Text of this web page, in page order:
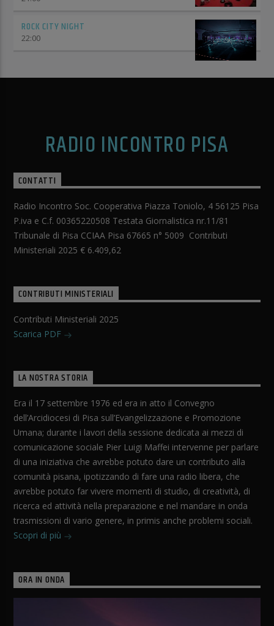
ROCK CITY NIGHT
22:00
RADIO INCONTRO PISA
CONTATTI
Radio Incontro Soc. Cooperativa Piazza Toniolo, 4 56125 Pisa
P.iva e C.f. 00365220508 Testata Giornalistica nr.11/81
Tribunale di Pisa CCIAA Pisa 67665 n° 5009 Contributi
Ministeriali 2025 € 6.409,62
CONTRIBUTI MINISTERIALI
Contributi Ministeriali 2025
Scarica PDF
LA NOSTRA STORIA
Era il 17 settembre 1976 ed era in atto il Convegno
dell’Arcidiocesi di Pisa sull’Evangelizzazione e Promozione
Umana; durante i lavori della sessione dedicata ai mezzi di
comunicazione sociale Pier Luigi Maffei intervenne per parlare
di una iniziativa che avrebbe potuto dare un contributo alla
comunità pisana, ipotizzando di fare una radio libera, che
avrebbe potuto far vivere momenti di studio, di creatività, di
ricerca ed attività nella preparazione e nel mandare in onda
trasmissioni di vario genere, in primis anche problemi sociali.
Scopri di più
ORA IN ONDA